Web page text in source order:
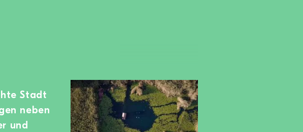
Stadt
neben
und